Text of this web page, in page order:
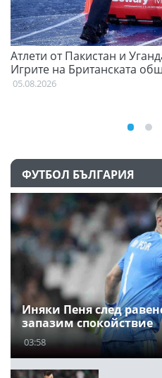
Атлети от Пакистан и
Игрите на Британската
05.08.2026
ФУТБОЛ БЪЛГАРИЯ
Иняки Пеня след
запазим спокойствие
03:58